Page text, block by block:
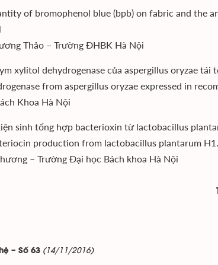
of bromophenol blue (bpb) on fabric and the
Thảo – Trường ĐHBK Hà Nội
xylitol dehydrogenase của aspergillus oryzae
from aspergillus oryzae expressed in
Khoa Hà Nội
sinh tổng hợp bacterioxin từ lactobacillus
production from lactobacillus plantarum
– Trường Đại học Bách khoa Hà Nội
– Số 63 (14/11/2016)